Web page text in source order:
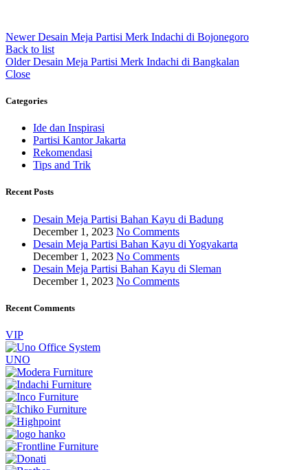
Newer Desain Meja Partisi Merk Indachi di Bojonegoro
Back to list
Older Desain Meja Partisi Merk Indachi di Bangkalan
Close
Categories
Ide dan Inspirasi
Partisi Kantor Jakarta
Rekomendasi
Tips and Trik
Recent Posts
Desain Meja Partisi Bahan Kayu di Badung
December 1, 2023 No Comments
Desain Meja Partisi Bahan Kayu di Yogyakarta
December 1, 2023 No Comments
Desain Meja Partisi Bahan Kayu di Sleman
December 1, 2023 No Comments
Recent Comments
VIP
UNO